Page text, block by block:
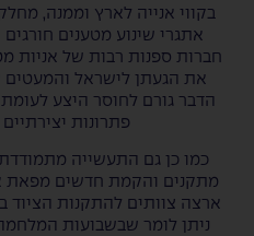
בקווי אנייה לארץ וממנה,
אתגרי שינוע מטענים
חברות ספנות רבות של אניות
את הגעתן לישראל והמעטים
הדבר גורם לחוסר היצע
פתרונות יצירתיים
כמו כן גם התעשייה
מתקנים והקמת חדשים מפאת
ארצה צוותים להתקנות הציוד
ניתן לומר שבשבועות